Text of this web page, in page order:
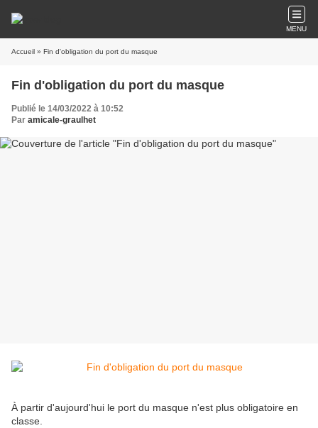
MENU
Accueil » Fin d'obligation du port du masque
Fin d'obligation du port du masque
Publié le 14/03/2022 à 10:52
Par amicale-graulhet
À partir d'aujourd'hui le port du masque n'est plus obligatoire en
classe.